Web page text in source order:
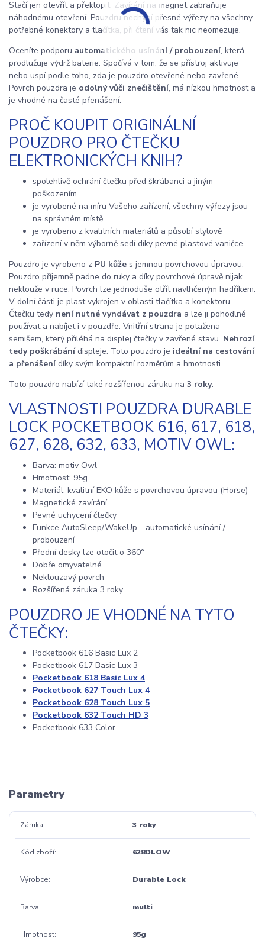
Stačí jen otevřít a překlopit. Zavírání na magnet zabraňuje
náhodnému otevření. Pouzdru nechybí přesné výřezy na všechny
potřebné konektory a tlačítka, při čtení vás tak nic neomezuje.
Oceníte podporu automatického usínání / probouzení, která
prodlužuje výdrž baterie. Spočívá v tom, že se přístroj aktivuje
nebo uspí podle toho, zda je pouzdro otevřené nebo zavřené.
Povrch pouzdra je odolný vůči znečištění, má nízkou hmotnost a
je vhodné na časté přenášení.
PROČ KOUPIT ORIGINÁLNÍ
POUZDRO PRO ČTEČKU
ELEKTRONICKÝCH KNIH?
spolehlivě ochrání čtečku před škrábanci a jiným
poškozením
je vyrobené na míru Vašeho zařízení, všechny výřezy jsou
na správném místě
je vyrobeno z kvalitních materiálů a působí stylově
zařízení v něm výborně sedí díky pevné plastové vaničce
Pouzdro je vyrobeno z PU kůže s jemnou povrchovou úpravou.
Pouzdro příjemně padne do ruky a díky povrchové úpravě nijak
neklouže v ruce. Povrch lze jednoduše otřít navlhčeným hadříkem.
V dolní části je plast vykrojen v oblasti tlačítka a konektoru.
Čtečku tedy není nutné vyndávat z pouzdra a lze ji pohodlně
používat a nabíjet i v pouzdře. Vnitřní strana je potažena
semišem, který přiléhá na displej čtečky v zavřené stavu. Nehrozí
tedy poškrábánídispleje. Toto pouzdro je ideální na cestování
a přenášenídíky svým kompaktní rozměrům a hmotnosti.
Toto pouzdro nabízí také rozšířenou záruku na 3 roky.
VLASTNOSTI POUZDRA DURABLE
LOCK POCKETBOOK 616, 617, 618,
627, 628, 632, 633, MOTIV OWL:
Barva: motiv Owl
Hmotnost: 95g
Materiál: kvalitní EKO kůže s povrchovou úpravou (Horse)
Magnetické zavírání
Pevné uchycení čtečky
Funkce AutoSleep/WakeUp - automatické usínání /
probouzení
Přední desky lze otočit o 360°
Dobře omyvatelné
Neklouzavý povrch
Rozšířená záruka 3 roky
POUZDRO JE VHODNÉ NA TYTO
ČTEČKY:
Pocketbook 616 Basic Lux 2
Pocketbook 617 Basic Lux 3
Pocketbook 618 Basic Lux 4
Pocketbook 627 Touch Lux 4
Pocketbook 628 Touch Lux 5
Pocketbook 632 Touch HD 3
Pocketbook 633 Color
Parametry
Záruka 3 roky
Kód zboží 628DLOW
Výrobce Durable Lock
Barva multi
Hmotnost 95g